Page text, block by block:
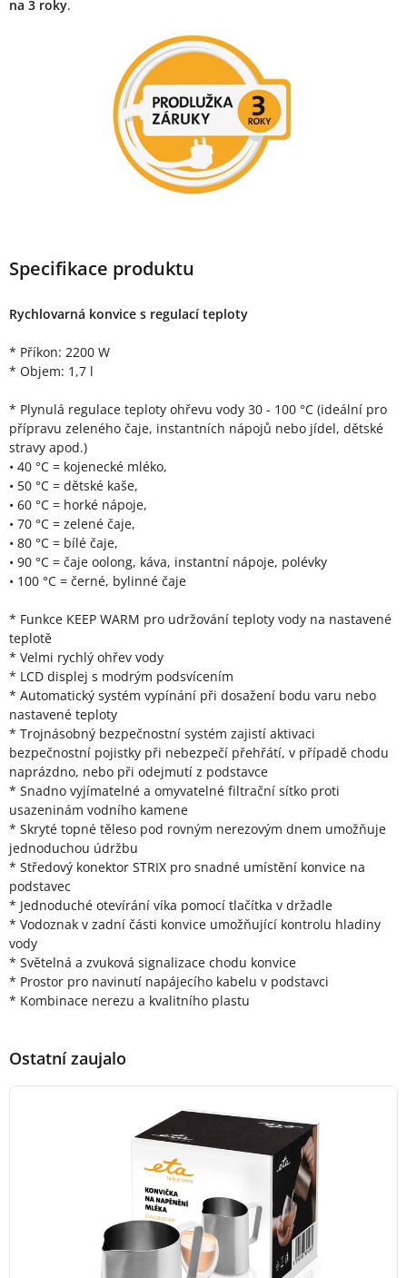
na 3 roky.
Specifikace produktu
Rychlovarná konvice s regulací teploty
* Příkon: 2200 W
* Objem: 1,7 l
* Plynulá regulace teploty ohřevu vody 30 - 100 °C (ideální pro
přípravu zeleného čaje, instantních nápojů nebo jídel, dětské
stravy apod.)
• 40 °C = kojenecké mléko,
• 50 °C = dětské kaše,
• 60 °C = horké nápoje,
• 70 °C = zelené čaje,
• 80 °C = bílé čaje,
• 90 °C = čaje oolong, káva, instantní nápoje, polévky
• 100 °C = černé, bylinné čaje
* Funkce KEEP WARM pro udržování teploty vody na nastavené
teplotě
* Velmi rychlý ohřev vody
* LCD displej s modrým podsvícením
* Automatický systém vypínání při dosažení bodu varu nebo
nastavené teploty
* Trojnásobný bezpečnostní systém zajistí aktivaci
bezpečnostní pojistky při nebezpečí přehřátí, v případě chodu
naprázdno, nebo při odejmutí z podstavce
* Snadno vyjímatelné a omyvatelné filtrační sítko proti
usazeninám vodního kamene
* Skryté topné těleso pod rovným nerezovým dnem umožňuje
jednoduchou údržbu
* Středový konektor STRIX pro snadné umístění konvice na
podstavec
* Jednoduché otevírání víka pomocí tlačítka v držadle
* Vodoznak v zadní části konvice umožňující kontrolu hladiny
vody
* Světelná a zvuková signalizace chodu konvice
* Prostor pro navinutí napájecího kabelu v podstavci
* Kombinace nerezu a kvalitního plastu
Ostatní zaujalo